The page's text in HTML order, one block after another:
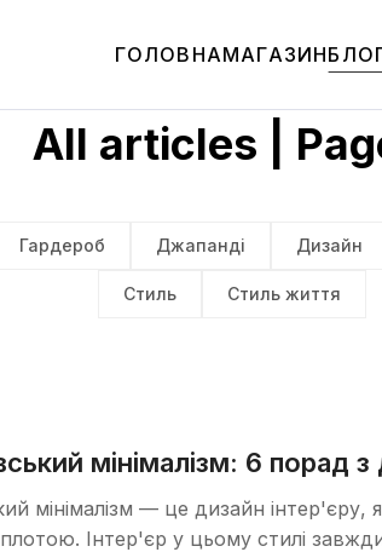
ГОЛОВНАМАГАЗИН
All articles |
Гардероб Джапанді Дизайн
Стиль Стиль життя
мінімалізм: 6 порад
мінімалізм — це дизайн інтер'єру,
Інтер'єр у цьому стилі